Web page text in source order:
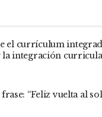
el currículum
la integración
“Feliz vuelta al